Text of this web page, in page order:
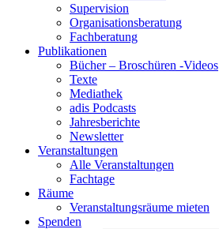
Supervision
Organisationsberatung
Fachberatung
Publikationen
Bücher – Broschüren -Videos
Texte
Mediathek
adis Podcasts
Jahresberichte
Newsletter
Veranstaltungen
Alle Veranstaltungen
Fachtage
Räume
Veranstaltungsräume mieten
Spenden